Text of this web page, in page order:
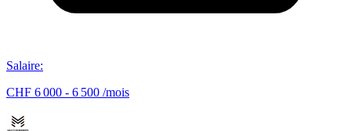
Salaire:
CHF 6 000 - 6 500 /mois